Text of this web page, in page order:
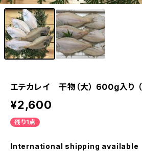
エテカレイ 干物（大） 600g入り （
¥2,600
残り1点
International shipping available